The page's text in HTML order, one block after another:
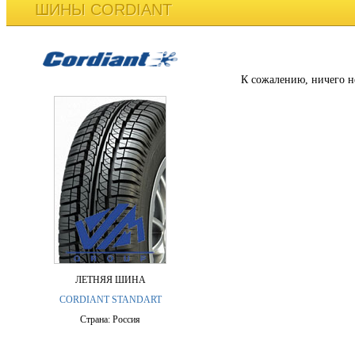
ШИНЫ CORDIANT
ЛЕТНЯЯ ШИНА
CORDIANT STANDART
Страна: Россия
К сожалению, ничего